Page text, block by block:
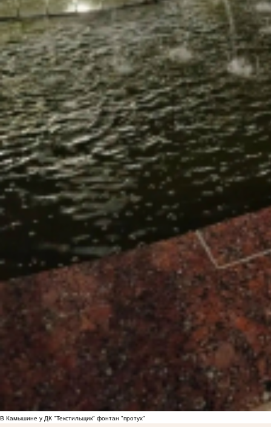
В Камышине у ДК "Текстильщик" фонтан "протух"